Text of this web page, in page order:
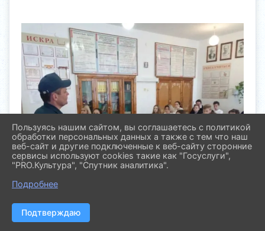
Пользуясь нашим сайтом, вы соглашаетесь с политикой
обработки персональных данных а также с тем что наш
веб-сайт и другие подключенные к веб-сайту сторонние
сервисы используют cookies такие как "Госуслуги",
"PRO.Культура", "Спутник аналитика".
Подробнее
Подтверждаю